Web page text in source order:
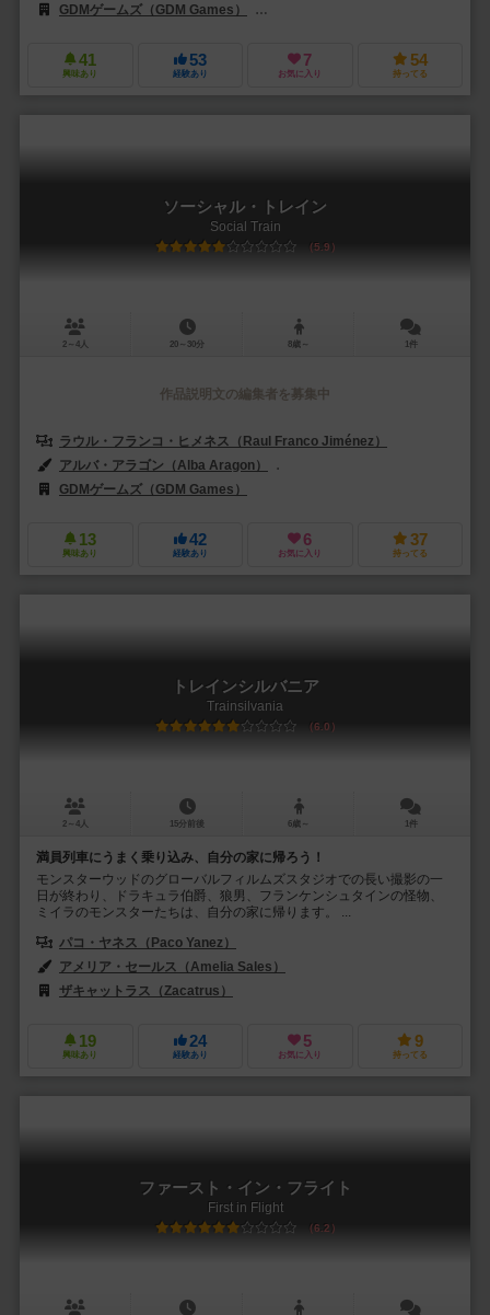
GDMゲームズ（GDM Games）
41
興味あり
53
経験あり
7
お気に入り
54
持ってる
ソーシャル・トレイン
Social Train
5.9
2～4人 20～30分 8歳～ 1件
作品説明文の編集者を募集中
ラウル・フランコ・ヒメネス（Raul Franco Jiménez）
アルバ・アラゴン（Alba Aragon）
GDMゲームズ（GDM Games）
13
興味あり
42
経験あり
6
お気に入り
37
持ってる
トレインシルバニア
Trainsilvania
6.0
2～4人 15分前後 6歳～ 1件
満員列車にうまく乗り込み、自分の家に帰ろう！
モンスターウッドのグローバルフィルムズスタジオでの長い撮影の一
日が終わり、ドラキュラ伯爵、狼男、フランケンシュタインの怪物、
ミイラのモンスターたちは、自分の家に帰ります。 ...
パコ・ヤネス（Paco Yanez）
アメリア・セールス（Amelia Sales）
ザキャットラス（Zacatrus）
19
興味あり
24
経験あり
5
お気に入り
9
持ってる
ファースト・イン・フライト
First in Flight
6.2